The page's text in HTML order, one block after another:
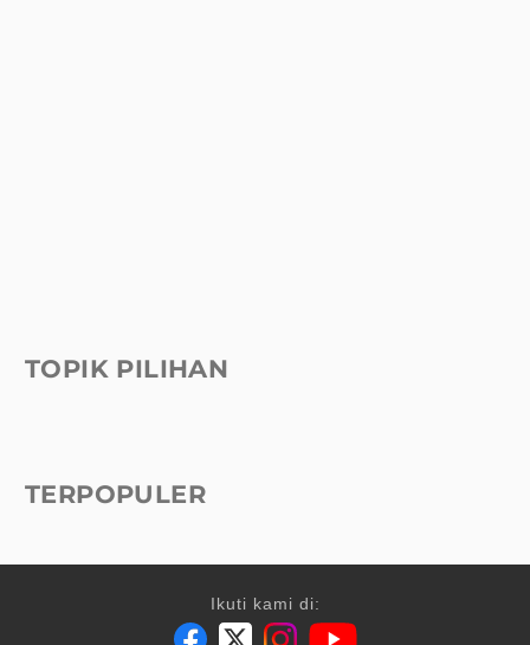
TOPIK PILIHAN
TERPOPULER
Ikuti kami di: